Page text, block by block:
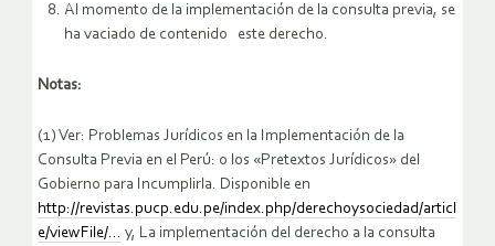
Al momento de la implementación de la consulta previa, se
ha vaciado de contenido este derecho.
Notas:
(1) Ver: Problemas Jurídicos en la Implementación de la
Consulta Previa en el Perú: o los «Pretextos Jurídicos» del
Gobierno para Incumplirla. Disponible en
http://revistas.pucp.edu.pe/index.php/derechoysociedad/articl
e/viewFile/… y, La implementación del derecho a la consulta